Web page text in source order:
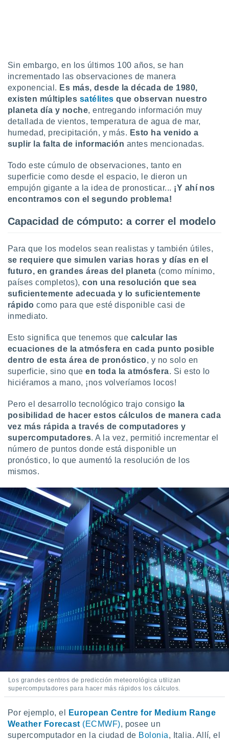
publicidad
de
1199
Sin embargo, en los últimos 100 años, se han
incrementado las observaciones de manera
exponencial. Es más, desde la década de 1980,
existen múltiples satélites que observan nuestro
planeta día y noche, entregando información muy
detallada de vientos, temperatura de agua de mar,
humedad, precipitación, y más. Esto ha venido a
suplir la falta de información antes mencionadas.
Todo este cúmulo de observaciones, tanto en
superficie como desde el espacio, le dieron un
empujón gigante a la idea de pronosticar... ¡Y ahí nos
encontramos con el segundo problema!
Capacidad de cómputo: a correr el modelo
Para que los modelos sean realistas y también útiles,
se requiere que simulen varias horas y días en el
futuro, en grandes áreas del planeta (como mínimo,
países completos),con una resolución que sea
suficientemente adecuada y lo suficientemente
rápidocomo para que esté disponible casi de
inmediato.
Esto significa que tenemos que calcular las
ecuaciones de la atmósfera en cada punto posible
dentro de esta área de pronóstico, y no solo en
superficie, sino queen toda la atmósfera. Si esto lo
hiciéramos a mano, ¡nos volveríamos locos!
Pero el desarrollo tecnológico trajo consigo la
posibilidad de hacer estos cálculos de manera cada
vez más rápida a través de computadores y
supercomputadores. A la vez, permitió incrementar el
número de puntos donde está disponible un
pronóstico, lo que aumentó la resolución de los
mismos.
Los grandes centros de predicción meteorológica utilizan
supercomputadores para hacer más rápidos los cálculos.
Por ejemplo, el
European Centre for Medium Range
Weather Forecast (ECMWF), posee un
supercomputador en la ciudad de Bolonia, Italia. Allí, el